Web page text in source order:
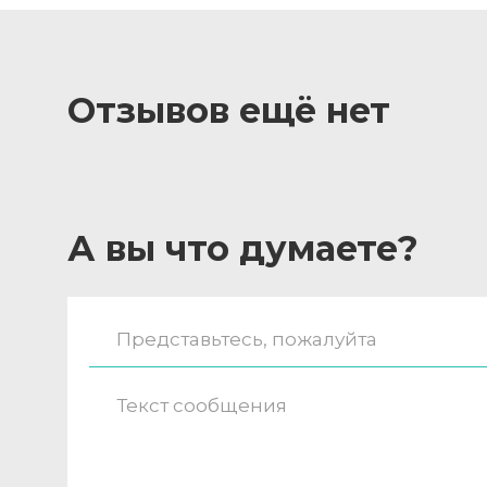
Отзывов ещё нет
А вы что думаете?